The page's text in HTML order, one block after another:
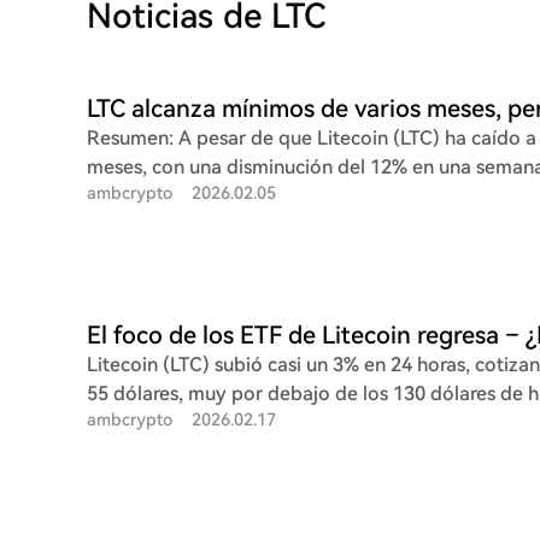
Noticias de LTC
Resumen: A pesar de que Litecoin (LTC) ha caído
meses, con una disminución del 12% en una
bajista en los gráficos, su uso y adopción continúan
17.7% de las transacciones, por detrás solo de
Simultáneamente, la actividad en MWEB, la capa
opcional de Litecoin, alcanzó un nuevo máximo,
significativo en la cantidad de LTC bloqueados.
ambcrypto 2026.02.05
Litecoin (LTC) subió casi un 3% en 24 horas,
55 dólares, muy por debajo de los 130 dólares de
A pesar de rezagarse en la recuperación general de
ambcrypto 2026.02.17